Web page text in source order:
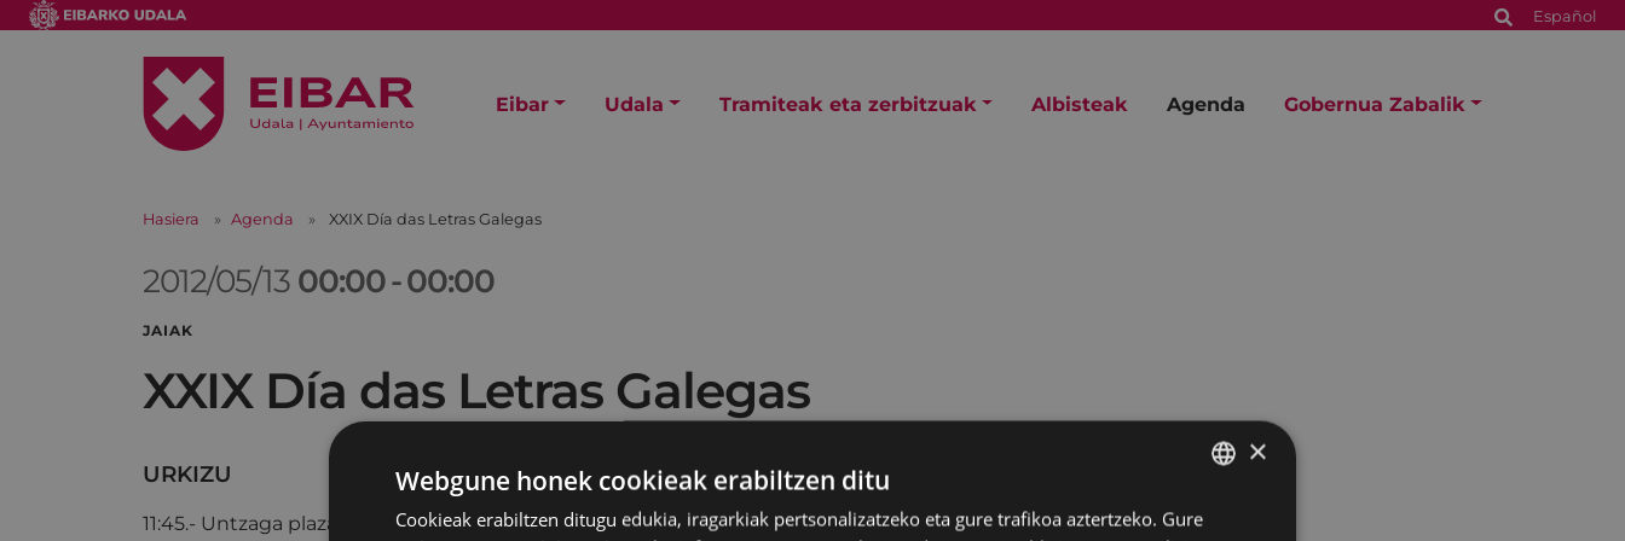
Español
Eibar Udala Tramiteak eta zerbitzuak Albisteak Agenda Gobernua Zabalik
Hasiera Agenda XXIX Día das Letras Galegas
2012/05/13 00:00-00:00
JAIAK
XXIX Día das Letras Galegas
URKIZU
11:45.- Untzaga plazan EIBARKO TRIKITILARIei ongietorria eta
BASQUE
×
Webgune honek cookieak erabiltzen ditu
Cookieak erabiltzen ditugu edukia, iragarkiak pertsonalizatzeko eta gure trafikoa aztertzeko. Gure